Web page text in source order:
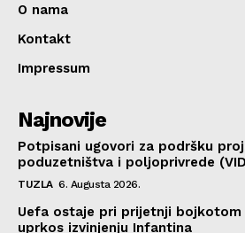
O nama
Kontakt
Impressum
Najnovije
Potpisani ugovori za podršku
poduzetništva i poljoprivrede
TUZLA 6. Augusta 2026.
Uefa ostaje pri prijetnji bojkotom
uprkos izvinjenju Infantina